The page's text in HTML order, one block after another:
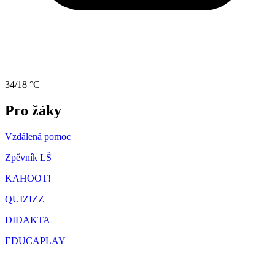
34/18 °C
Pro žáky
Vzdálená pomoc
Zpěvník LŠ
KAHOOT!
QUIZIZZ
DIDAKTA
EDUCAPLAY